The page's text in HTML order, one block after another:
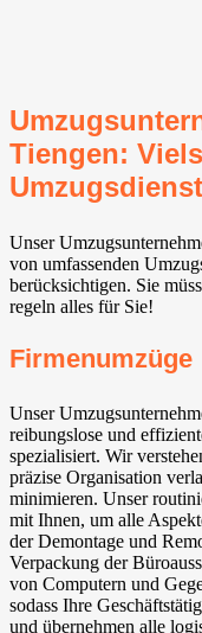
Tiengen:
Unser
von umfassenden
berücksichtigen. Sie
regeln alles für Sie!
Firmenumzüge
Unser
reibungslose und
spezialisiert. Wir
präzise Organisation
minimieren. Unser
mit Ihnen, um alle
der Demontage und
Verpackung der
von Computern und
sodass Ihre
und übernehmen alle